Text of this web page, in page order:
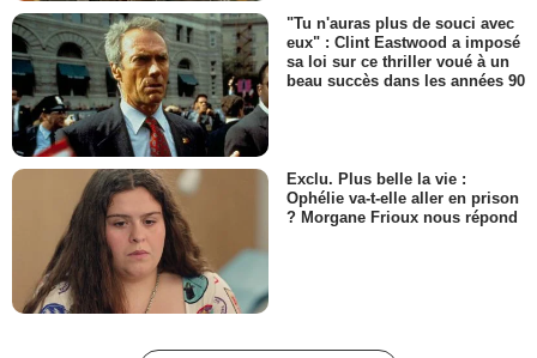
"Tu n'auras plus de souci avec
eux" : Clint Eastwood a imposé
sa loi sur ce thriller voué à un
beau succès dans les années 90
Exclu. Plus belle la vie :
Ophélie va-t-elle aller en prison
? Morgane Frioux nous répond